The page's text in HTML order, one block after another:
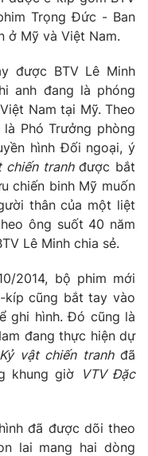
Trọng Đức - Ban
ở Mỹ và Việt Nam.
được BTV Lê Minh
anh đang là phóng
Nam tại Mỹ. Theo
Phó Trưởng phòng
hình Đối ngoại, ý
chiến tranhđược bắt
chiến binh Mỹ muốn
thân của một liệt
ông suốt 40 năm
Lê Minh chia sẻ.
2014, bộ phim mới
kíp cũng bắt tay vào
ghi hình. Đó cũng là
đang thực hiện dự
Kỷ vật chiến tranhđã
khung giờ VTV Đặc
đã được dõi theo
lai mang hai dòng